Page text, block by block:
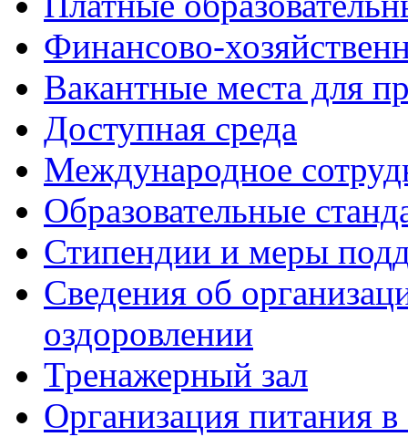
Финансово-
Вакантные места для
Доступная среда
Международное
Образовательные
Стипендии и меры
Сведения об
оздоровлении
Тренажерный зал
Организация питания в